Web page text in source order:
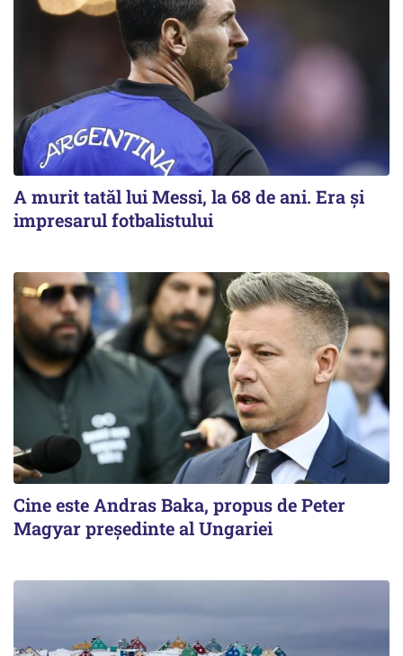
A murit tatăl lui Messi, la 68 de ani. Era și
impresarul fotbalistului
Cine este Andras Baka, propus de Peter
Magyar președinte al Ungariei